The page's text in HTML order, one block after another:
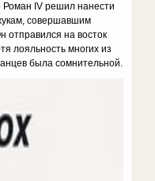
Роман IV решил нанести
совершавшим
на восток
лояльность многих из
была сомнительной.